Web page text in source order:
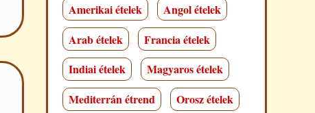
Amerikai ételek
Angol ételek
Arab ételek
Francia ételek
Indiai ételek
Magyaros ételek
Mediterrán étrend
Orosz ételek